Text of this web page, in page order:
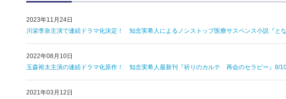
2023年11月24日
川栄李奈主演で連続ドラマ化決定！ 知念実希人によるノンストップ医療サスペンス小説『と
2022年08月10日
玉森裕太主演の連続ドラマ化原作！ 知念実希人最新刊『祈りのカルテ 再会のセラピー』8/
2021年03月12日